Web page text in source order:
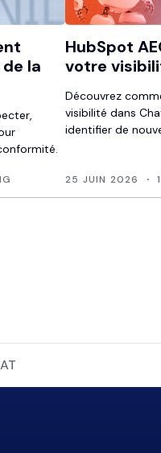
la
HubSpot
votre
Découvrez
visibilité dans
identifier de
25 JUIN 2026